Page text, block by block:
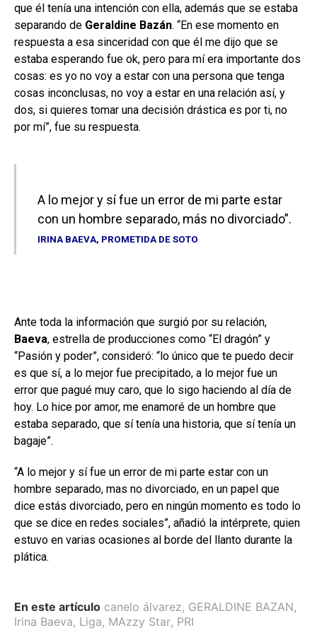
que él tenía una intención con ella, además que se estaba
separando de Geraldine Bazán. “En ese momento en
respuesta a esa sinceridad con que él me dijo que se
estaba esperando fue ok, pero para mí era importante dos
cosas: es yo no voy a estar con una persona que tenga
cosas inconclusas, no voy a estar en una relación así, y
dos, si quieres tomar una decisión drástica es por ti, no
por mí”, fue su respuesta.
A lo mejor y sí fue un error de mi parte estar
con un hombre separado, más no divorciado”.
IRINA BAEVA, PROMETIDA DE SOTO
Ante toda la información que surgió por su relación,
Baeva, estrella de producciones como “El dragón” y
“Pasión y poder”, consideró: “lo único que te puedo decir
es que sí, a lo mejor fue precipitado, a lo mejor fue un
error que pagué muy caro, que lo sigo haciendo al día de
hoy. Lo hice por amor, me enamoré de un hombre que
estaba separado, que sí tenía una historia, que sí tenía un
bagaje”.
“A lo mejor y sí fue un error de mi parte estar con un
hombre separado, mas no divorciado, en un papel que
dice estás divorciado, pero en ningún momento es todo lo
que se dice en redes sociales”, añadió la intérprete, quien
estuvo en varias ocasiones al borde del llanto durante la
plática.
En este artículo canelo álvarez, GERALDINE BAZAN,
Irina Baeva, Liga, MAzzy Star, PRI